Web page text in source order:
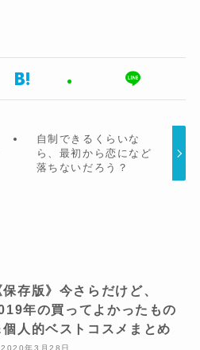
自制できるくらいな
ら、最初から恋になど
落ちないだろう？
保存版》今さらだけど、
年の買ってよかったもの
個人的ベストコスメまとめ
2020年3月28日